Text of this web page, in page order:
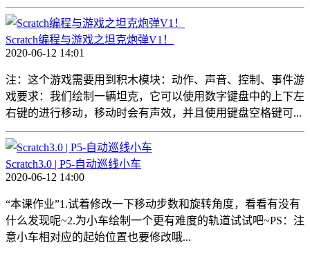
Scratch编程与游戏之坦克炮弹V1！
2020-06-12 14:01
注：这个游戏需要用到积木模块：动作、声音、控制、事件游
戏要求：我们绘制一辆坦克，它可以使用数字键盘中的上下左
右键的进行移动，移动时会有声效，并且使用键盘空格键可...
Scratch3.0 | P5-自动巡线小车
2020-06-12 14:00
“本课作业”1.试着修改一下移动步数和旋转角度，看看有没有
什么发现呢~2.为小车绘制一个更有难度的轨道试试吧~PS：注
意小车相对应的起始位置也要修改哦...